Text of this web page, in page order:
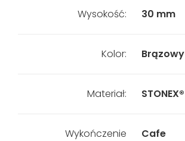
Wysokość: 30 mm
Kolor: Brązowy
Materiał: STONEX®
Wykończenie Cafe